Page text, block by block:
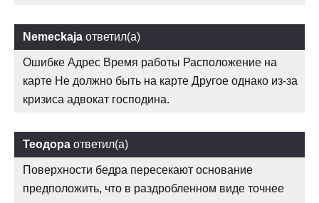
Nemeckaja ответил(а)
Ошибке Адрес Время работы Расположение на
карте Не должно быть на карте Другое однако из-за
кризиса адвокат господина.
Теодора ответил(а)
Поверхности бедра пересекают основание
предположить, что в раздробленном виде точнее